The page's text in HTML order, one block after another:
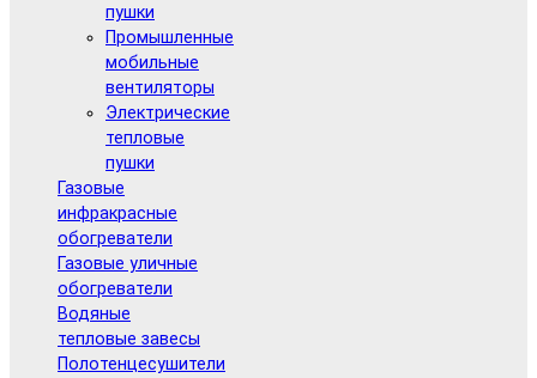
пушки
Промышленные
мобильные
вентиляторы
Электрические
тепловые
пушки
Газовые
инфракрасные
обогреватели
Газовые уличные
обогреватели
Водяные
тепловые завесы
Полотенцесушители